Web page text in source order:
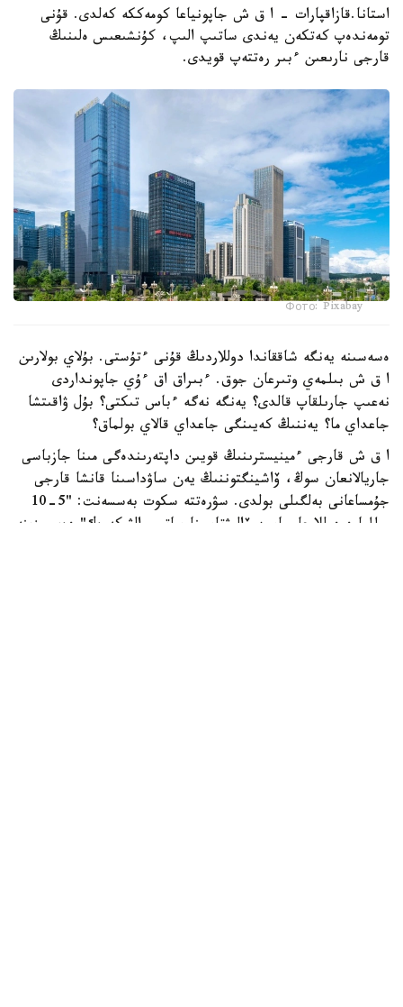
استانا.قازاقپارات - ا ق ش جاپونياعا كومەككە كەلدى. قۇنى
تومەندەپ كەتكەن يەندى ساتىپ الىپ، كۇنشىعىس ەلىنىڭ
قارجى نارىعىن ءبىر رەتتەپ قويدى.
Фото: Pixabay
ەسەسىنە يەنگە شاققاندا دوللاردىڭ قۇنى ءتۇستى. بۇلاي بولارىن
ا ق ش بىلمەي وتىرعان جوق. ءبىراق اق ءۇي جاپونداردى
نەعىپ جارىلقاپ قالدى؟ يەنگە نەگە ءباس تىكتى؟ بۇل ۋاقىتشا
جاعداي ما؟ يەننىڭ كەيىنگى جاعداي قالاي بولماق؟
ا ق ش قارجى ءمينيسترىنىڭ قويىن داپتەرىندەگى مىنا جازباسى
جاريالانعان سوڭ، ۆاشينگتوننىڭ يەن ساۋداسىنا قانشا قارجى
جۇمساعانى بەلگىلى بولدى. سۋرەتتە سكوت بەسسەنت: "5-10
ميلليارد دوللارعا جاپون ۆاليۋتاسىنا ساتىپ الۋ كەرەك" دەپ وزىنە